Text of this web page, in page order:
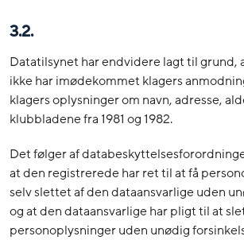
3.2.
Datatilsynet har endvidere lagt til grund,
ikke har imødekommet klagers
klagers oplysninger om navn, adresse,
klubbladene fra 1981 og 1982.
Det følger af
at den registrerede har ret til at få
selv slettet af den dataansvarlige uden
og at den dataansvarlige har pligt til at
personoplysninger uden unødig